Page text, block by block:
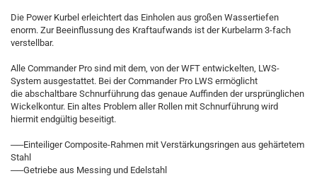
Die Power Kurbel erleichtert das Einholen aus großen Wassertiefen
enorm. Zur Beeinflussung des Kraftaufwands ist der Kurbelarm 3-fach
verstellbar.
Alle Commander Pro sind mit dem, von der WFT entwickelten, LWS-
System ausgestattet. Bei der Commander Pro LWS ermöglicht
die abschaltbare Schnurführung das genaue Auffinden der ursprünglichen
Wickelkontur. Ein altes Problem aller Rollen mit Schnurführung wird
hiermit endgültig beseitigt.
──Einteiliger Composite-Rahmen mit Verstärkungsringen aus gehärtetem
Stahl
──Getriebe aus Messing und Edelstahl